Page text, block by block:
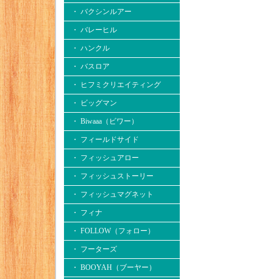
・ バクシンルアー
・ バレーヒル
・ ハンクル
・ バスロア
・ ヒフミクリエイティング
・ ビッグマン
・ Biwaaa（ビワー）
・ フィールドサイド
・ フィッシュアロー
・ フィッシュストーリー
・ フィッシュマグネット
・ フィナ
・ FOLLOW（フォロー）
・ フーターズ
・ BOOYAH（ブーヤー）